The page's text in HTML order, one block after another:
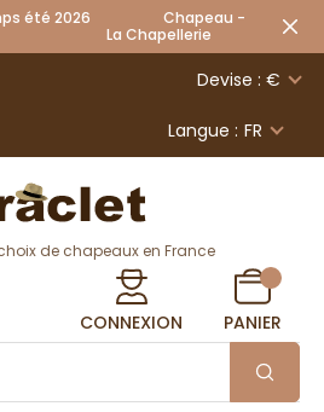
été 2026 Chapeau -
La Chapellerie
Devise : €
Langue : FR
de chapeaux en France
CONNEXION PANIER